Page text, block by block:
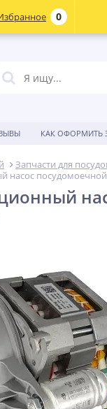
КАК ОФОРМИТЬ
Запчасти для
насос
0